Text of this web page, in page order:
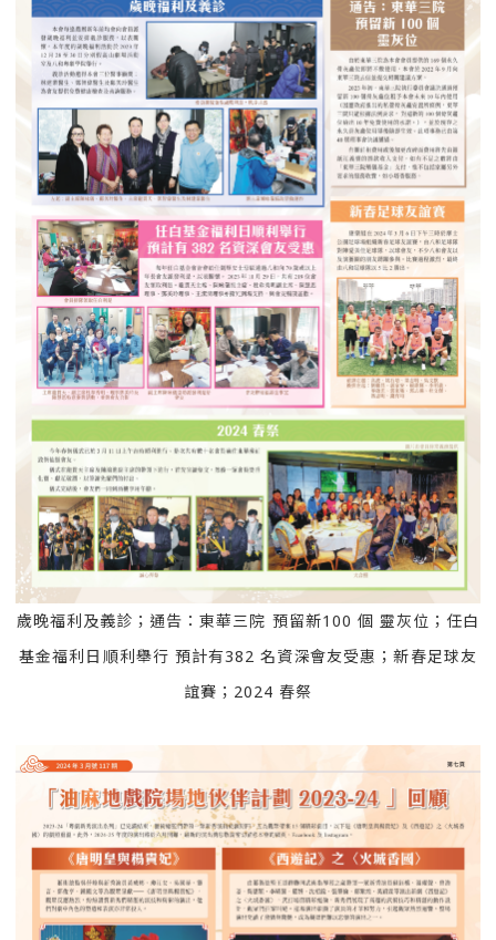
歲晚福利及義診；通告：東華三院 預留新100 個 靈灰位；任白
基金福利日順利舉行 預計有382 名資深會友受惠；新春足球友
誼賽；2024 春祭